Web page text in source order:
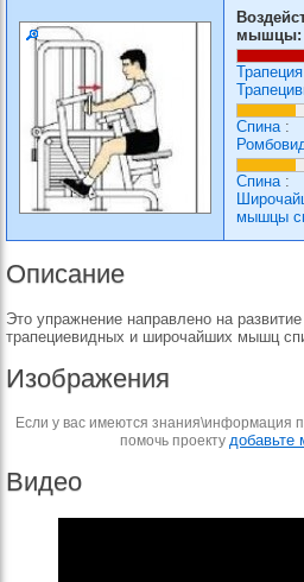
мышцы:
Трапеция
Спина:
Спина:
мышцы
Описание
Это упражнение направлено на
трапециевидных и широчайших мышц
Изображения
Если у вас имеются знания\информация
помочь проекту добавьте
Видео